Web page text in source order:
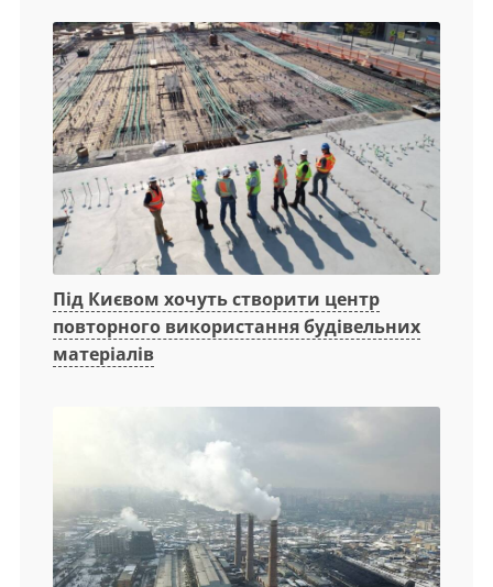
Під Києвом хочуть створити центр
повторного використання будівельних
матеріалів